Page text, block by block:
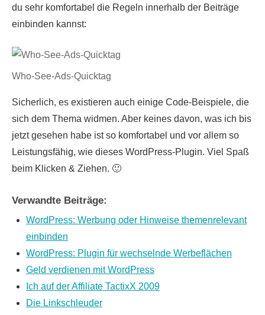
du sehr komfortabel die Regeln innerhalb der Beiträge
einbinden kannst:
Who-See-Ads-Quicktag
Sicherlich, es existieren auch einige Code-Beispiele, die
sich dem Thema widmen. Aber keines davon, was ich bis
jetzt gesehen habe ist so komfortabel und vor allem so
Leistungsfähig, wie dieses WordPress-Plugin. Viel Spaß
beim Klicken & Ziehen. 🙂
Verwandte Beiträge:
WordPress: Werbung oder Hinweise themenrelevant
einbinden
WordPress: Plugin für wechselnde Werbeflächen
Geld verdienen mit WordPress
Ich auf der Affiliate TactixX 2009
Die Linkschleuder